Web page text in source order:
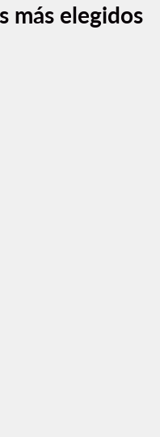
más elegidos